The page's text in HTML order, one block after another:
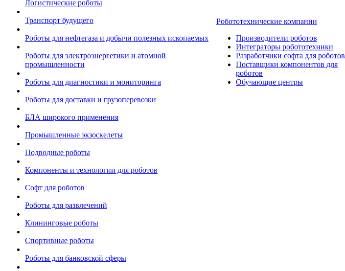
Логистические роботы
Транспорт будущего
Роботы для нефтегаза и добычи полезных ископаемых
Роботы для электроэнергетики и атомной
промышленности
Роботы для диагностики и мониторинга
Роботы для доставки и грузоперевозки
БЛА широкого применения
Промышленные экзоскелеты
Подводные роботы
Компоненты и технологии для роботов
Софт для роботов
Роботы для развлечений
Клининговые роботы
Спортивные роботы
Роботы для банковской сферы
Робототехнические компании
Производители роботов
Интеграторы робототехники
Разработчики софта для роботов
Поставщики компонентов для
роботов
Обучающие центры